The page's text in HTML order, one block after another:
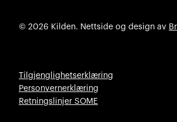
© 2026 Kilden. Nettside og design av
Tilgjenglighetserklæring
Personvernerklæring
Retningslinjer SOME